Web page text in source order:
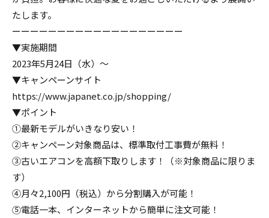
たします。
ーーーーーーーーーーーーーーーーーーー
▼実施期間
2023年5月24日（水）～
▼キャンペーンサイト
https://www.japanet.co.jp/shopping/
▼ポイント
①最新モデルがいきなり安い！
②キャンペーン対象商品は、標準取付工事費が無料！
③古いエアコンを高額下取りします！（※対象商品に限りま
す）
④月々2,100円（税込）から分割購入が可能！
⑤電話一本、インターネットから簡単に注文可能！